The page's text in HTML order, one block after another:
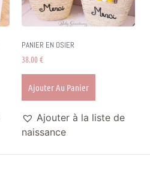
PANIER EN OSIER
38.00€
Ajouter Au Panier
Ajouter à la liste de
naissance